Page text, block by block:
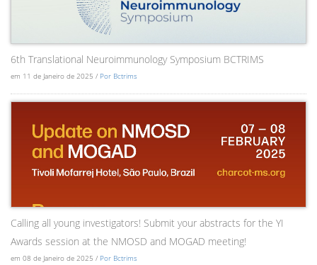
6th Translational Neuroimmunology Symposium BCTRIMS
em 11 de Janeiro de 2025 / Por Bctrims
Calling all young investigators! Submit your abstracts for the YI
Awards session at the NMOSD and MOGAD meeting!
em 08 de Janeiro de 2025 / Por Bctrims